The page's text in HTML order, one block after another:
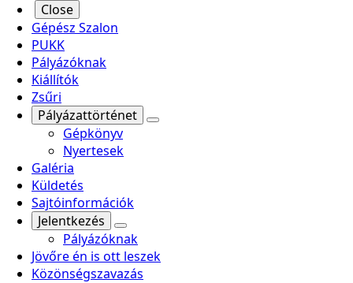
Close
Gépész Szalon
PUKK
Pályázóknak
Kiállítók
Zsűri
Pályázattörténet
Gépkönyv
Nyertesek
Galéria
Küldetés
Sajtóinformációk
Jelentkezés
Pályázóknak
Jövőre én is ott leszek
Közönségszavazás